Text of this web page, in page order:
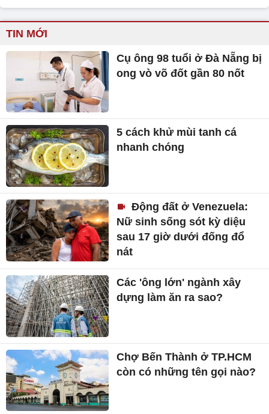
TIN MỚI
Cụ ông 98 tuổi ở Đà Nẵng bị
ong vò võ đốt gần 80 nốt
5 cách khử mùi tanh cá
nhanh chóng
Động đất ở Venezuela:
Nữ sinh sống sót kỳ diệu
sau 17 giờ dưới đống đổ
nát
Các 'ông lớn' ngành xây
dựng làm ăn ra sao?
Chợ Bến Thành ở TP.HCM
còn có những tên gọi nào?